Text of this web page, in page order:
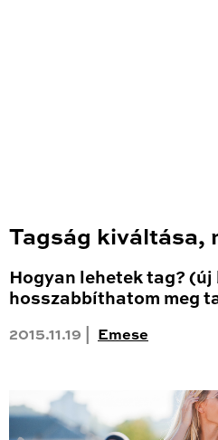
Tagság kiváltása,
Hogyan lehetek tag?
hosszabbíthatom meg
2015.11.19 | Emese